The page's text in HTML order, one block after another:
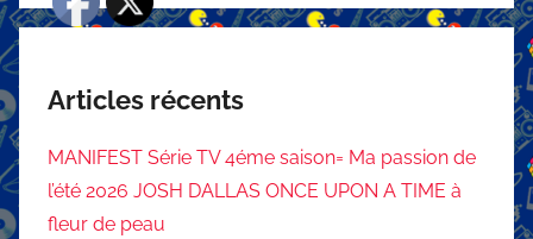
Articles récents
MANIFEST Série TV 4éme saison= Ma passion de
l’été 2026 JOSH DALLAS ONCE UPON A TIME à
fleur de peau